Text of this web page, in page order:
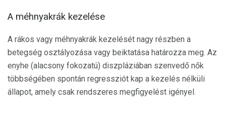
A méhnyakrák kezelése
A rákos vagy méhnyakrák kezelését nagy részben a
betegség osztályozása vagy beiktatása határozza meg. Az
enyhe (alacsony fokozatú) diszpláziában szenvedő nők
többségében spontán regressziót kap a kezelés nélküli
állapot, amely csak rendszeres megfigyelést igényel.